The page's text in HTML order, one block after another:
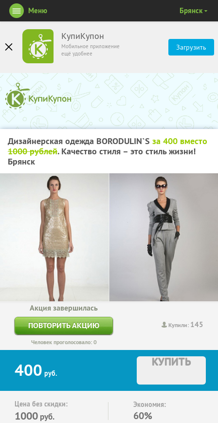
КупиКупон
Мобильное приложение
ещё удобнее
Загрузить
Меню Брянск
Дизайнерская одежда BORODULIN`S за 400 вместо
1000 рублей. Качество стиля – это стиль жизни!
Брянск
Купили: 145
Акция завершилась
ПОВТОРИТЬ АКЦИЮ
Человек проголосовало: 0
400 руб.
КУПИТЬ
Цена без скидки:
1000 руб.
Экономия:
60%